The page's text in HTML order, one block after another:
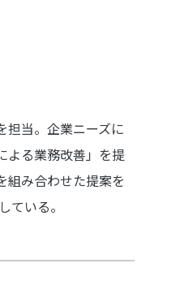
担当。企業ニーズに
よる業務改善」を提
組み合わせた提案を
いる。